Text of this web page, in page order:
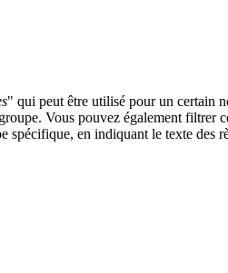
" qui peut être utilisé pour un certain
Vous pouvez également
en indiquant le texte des